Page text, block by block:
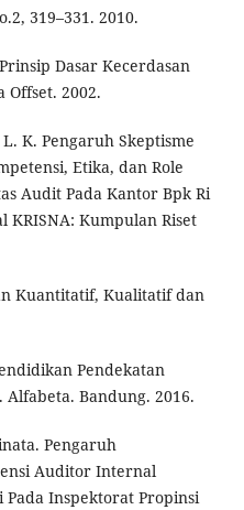
319–331. 2010.
Dasar Kecerdasan
Offset. 2002.
K. Pengaruh Skeptisme
Etika, dan Role
Audit Pada Kantor Bpk Ri
KRISNA: Kumpulan Riset
Kuantitatif, Kualitatif dan
Pendekatan
Bandung. 2016.
Pengaruh
Auditor Internal
Inspektorat Propinsi